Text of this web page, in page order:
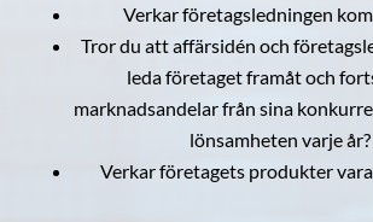
Verkar företagsledningen
Tror du att affärsidén och
leda företaget framåt och
marknadsandelar från sina
lönsamheten varje år?
Verkar företagets produkter